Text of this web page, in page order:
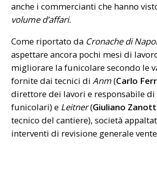
anche i commercianti che hanno
volume d’affari.
Come riportato da Cronache di
aspettare ancora pochi mesi di
migliorare la funicolare secondo le
fornite dai tecnici diAnm(Carlo
direttore dei lavori e responsabile
funicolari) e Leitner(Giuliano
tecnico del cantiere), società
interventi di revisione generale